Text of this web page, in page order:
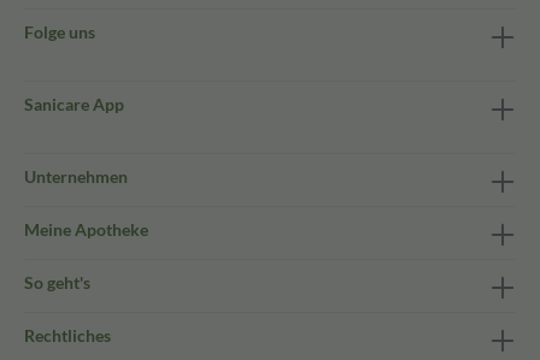
Folge uns
Sanicare App
Unternehmen
Meine Apotheke
So geht's
Rechtliches